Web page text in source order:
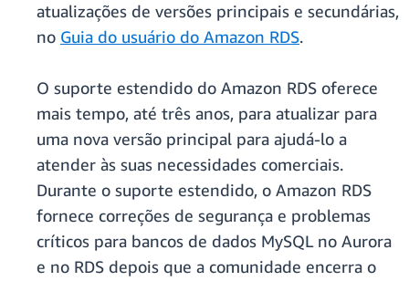
atualizações de versões principais e secundárias,
no Guia do usuário do Amazon RDS.
O suporte estendido do Amazon RDS oferece
mais tempo, até três anos, para atualizar para
uma nova versão principal para ajudá-lo a
atender às suas necessidades comerciais.
Durante o suporte estendido, o Amazon RDS
fornece correções de segurança e problemas
críticos para bancos de dados MySQL no Aurora
e no RDS depois que a comunidade encerra o